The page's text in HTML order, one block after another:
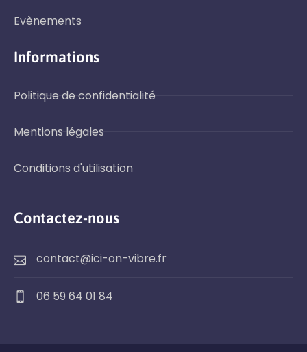
Evènements
Informations
Politique de confidentialité
Mentions légales
Conditions d'utilisation
Contactez-nous
contact@ici-on-vibre.fr
06 59 64 01 84